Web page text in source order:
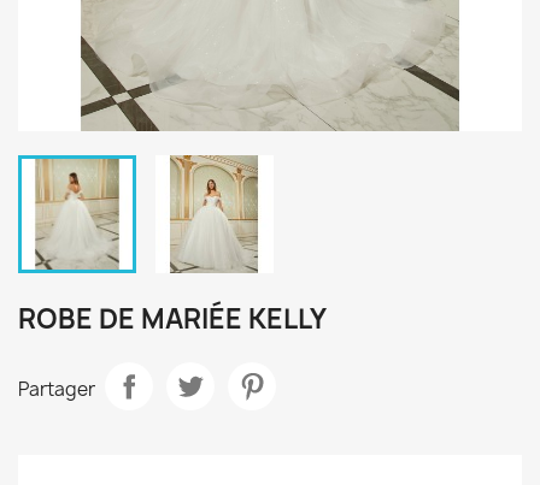
ROBE DE MARIÉE KELLY
Partager